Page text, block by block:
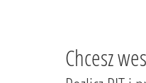
Chcesz